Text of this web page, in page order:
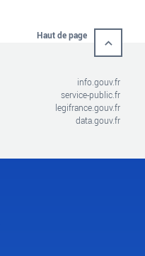
Haut de page
info.gouv.fr
service-public.fr
legifrance.gouv.fr
data.gouv.fr